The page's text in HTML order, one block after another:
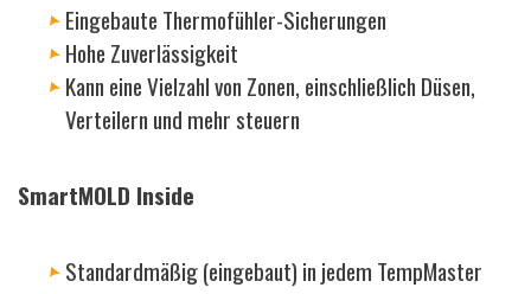
Eingebaute Thermofühler-Sicherungen
Hohe Zuverlässigkeit
Kann eine Vielzahl von Zonen, einschließlich Düsen,
Verteilern und mehr steuern
SmartMOLD Inside
Standardmäßig (eingebaut) in jedem TempMaster